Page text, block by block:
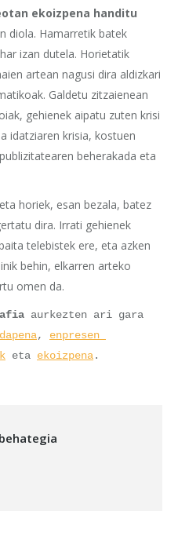
ekoizpena handitu
diola. Hamarretik batek
izan dutela. Horietatik
artean nagusi dira aldizkari
Galdetu zitzaienean
gehienek aipatu zuten krisi
idatziaren krisia, kostuen
beherakada eta
horiek, esan bezala, batez
dira. Irrati gehienek
telebistek ere, eta azken
behin, elkarren arteko
omen da.
aurkezten ari gara
, enpresen
eta ekoizpena.
behategia